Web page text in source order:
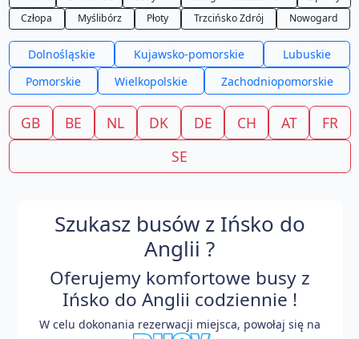
Człopa
Myślibórz Płoty Trzcińsko Zdrój Nowogard
Dolnośląskie Kujawsko-pomorskie
Lubuskie
Pomorskie
Wielkopolskie Zachodniopomorskie
GB BE NL DK DE CH AT
FR
SE
Szukasz busów z Ińsko do
Anglii ?
Oferujemy komfortowe busy z
Ińsko do Anglii codziennie !
W celu dokonania rezerwacji miejsca, powołaj się na